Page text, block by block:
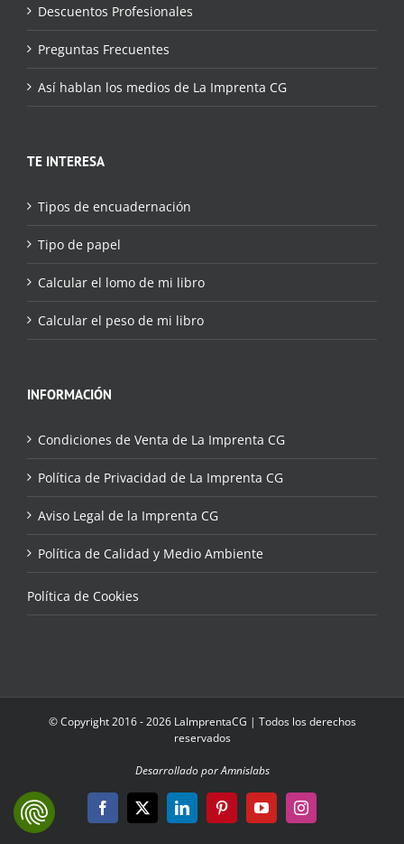
Descuentos Profesionales
Preguntas Frecuentes
Así hablan los medios de La Imprenta CG
TE INTERESA
Tipos de encuadernación
Tipo de papel
Calcular el lomo de mi libro
Calcular el peso de mi libro
INFORMACIÓN
Condiciones de Venta de La Imprenta CG
Política de Privacidad de La Imprenta CG
Aviso Legal de la Imprenta CG
Política de Calidad y Medio Ambiente
Política de Cookies
© Copyright 2016 - 2026 LaImprentaCG | Todos los derechos
reservados
Desarrollado por Amnislabs
Facebook
X LinkedInPinterestYouTubeInstagram